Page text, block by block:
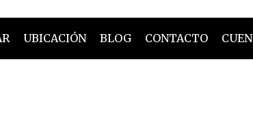
UBICACIÓN BLOG CONTACTO